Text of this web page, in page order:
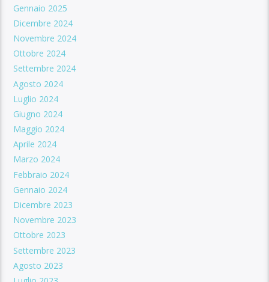
Gennaio 2025
Dicembre 2024
Novembre 2024
Ottobre 2024
Settembre 2024
Agosto 2024
Luglio 2024
Giugno 2024
Maggio 2024
Aprile 2024
Marzo 2024
Febbraio 2024
Gennaio 2024
Dicembre 2023
Novembre 2023
Ottobre 2023
Settembre 2023
Agosto 2023